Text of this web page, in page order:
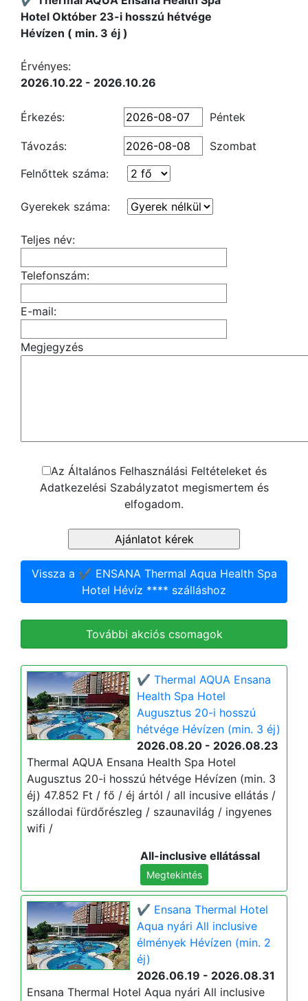
Hotel Október 23-i hosszú hétvége
Hévízen ( min. 3 éj )
Érvényes:
2026.10.22 - 2026.10.26
Érkezés: Péntek
Távozás:
Szombat
Felnőttek száma:
Gyerekek száma:
Teljes név:
Telefonszám:
E-mail:
Megjegyzés
Az Általános Felhasználási Feltételeket és
Adatkezelési Szabályzatot megismertem és
elfogadom.
Vissza a ✔️ ENSANA Thermal Aqua Health Spa
Hotel Hévíz **** szálláshoz
További akciós csomagok
✔️ Thermal AQUA Ensana
Health Spa Hotel
Augusztus 20-i hosszú
hétvége Hévízen (min. 3 éj)
2026.08.20 - 2026.08.23
Thermal AQUA Ensana Health Spa Hotel
Augusztus 20-i hosszú hétvége Hévízen (min. 3
éj) 47.852 Ft / fő / éj ártól / all incusive ellátás /
szállodai fürdőrészleg / szaunavilág / ingyenes
wifi /
All-inclusive ellátással
Megtekintés
✔️ Ensana Thermal Hotel
Aqua nyári All inclusive
élmények Hévízen (min. 2
éj)
2026.06.19 - 2026.08.31
Ensana Thermal Hotel Aqua nyári All inclusive